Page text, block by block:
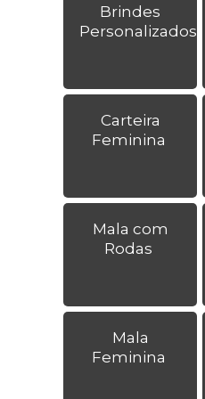
Brindes
Personalizados
Carteira
Feminina
Mala com
Rodas
Mala
Feminina